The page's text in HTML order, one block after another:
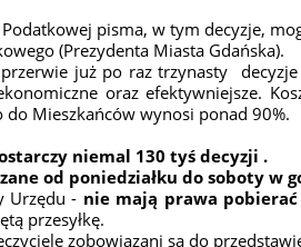
pisma, w tym decyzje,
(Prezydenta Miasta Gdańska).
już po raz trzynasty
oraz efektywniejsze.
Mieszkańców wynosi ponad 90%.
niemal 130 tyś decyzji .
od poniedziałku do soboty w
Urzędu - nie mają prawa pobierać
przesyłkę.
zobowiązani są do